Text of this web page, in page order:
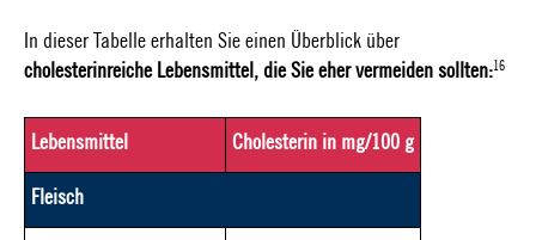
In dieser Tabelle erhalten Sie einen Überblick über
cholesterinreiche Lebensmittel, die Sie eher vermeiden sollten:16
Lebensmittel Cholesterin in mg/100 g
Fleisch